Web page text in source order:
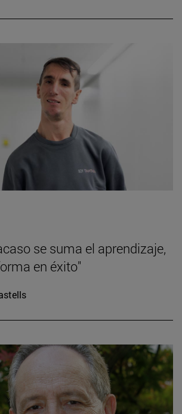
se suma el aprendizaje,
en éxito"